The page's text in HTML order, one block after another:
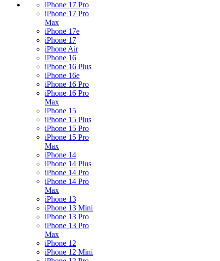
iPhone 17 Pro
iPhone 17 Pro
Max
iPhone 17e
iPhone 17
iPhone Air
iPhone 16
iPhone 16 Plus
iPhone 16e
iPhone 16 Pro
iPhone 16 Pro
Max
iPhone 15
iPhone 15 Plus
iPhone 15 Pro
iPhone 15 Pro
Max
iPhone 14
iPhone 14 Plus
iPhone 14 Pro
iPhone 14 Pro
Max
iPhone 13
iPhone 13 Mini
iPhone 13 Pro
iPhone 13 Pro
Max
iPhone 12
iPhone 12 Mini